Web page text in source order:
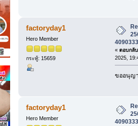
factoryday1
Hero Member
กระทู้: 15659
« ตอบกลั
2025,
ขออนุญ
factoryday1
Hero Member